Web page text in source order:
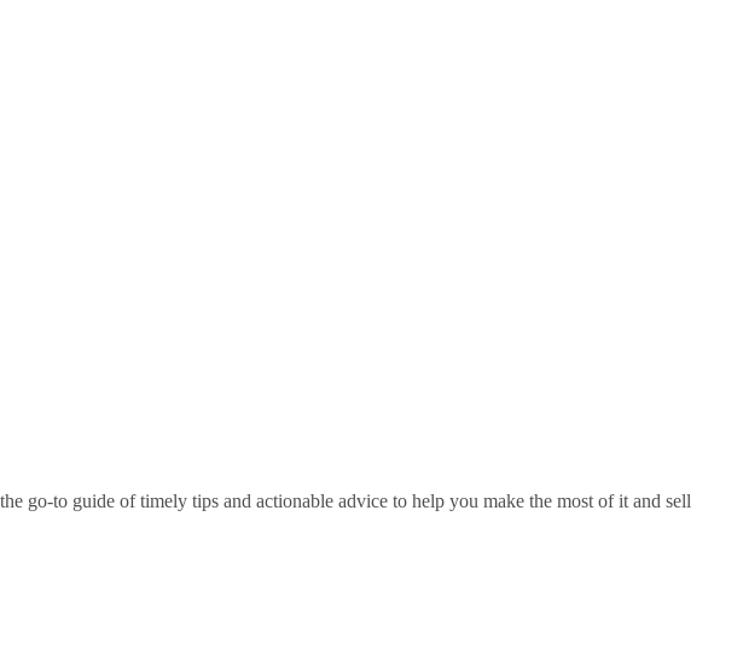
go-to guide of timely tips and actionable advice to help you make the most of it and sell